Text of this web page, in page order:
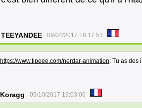
TEEYANDEE 09/04/2017 18:17:51
https://www.tipeee.com/nerdar-animation: Tu as des
Koragg 09/10/2017 19:03:06